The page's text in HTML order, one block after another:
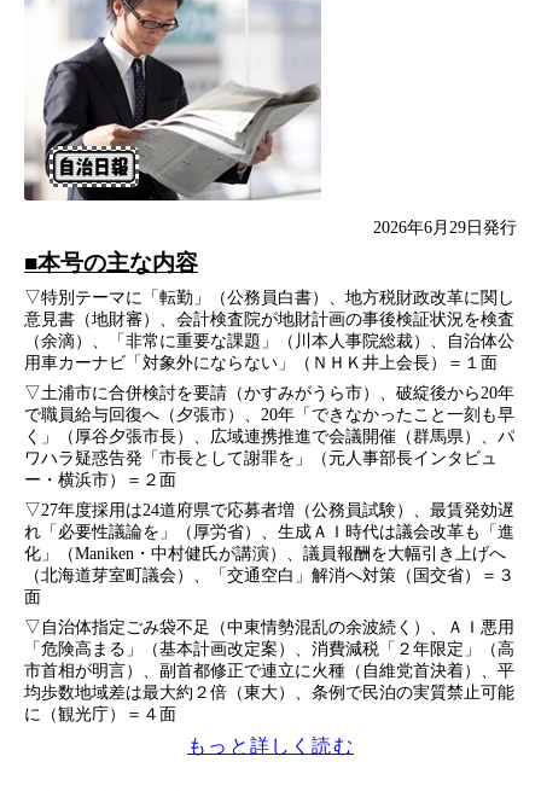
2026年6月29日発行
■本号の主な内容
▽特別テーマに「転勤」（公務員白書）、地方税財政改革に関し
意見書（地財審）、会計検査院が地財計画の事後検証状況を検査
（余滴）、「非常に重要な課題」（川本人事院総裁）、自治体公
用車カーナビ「対象外にならない」（ＮＨＫ井上会長）＝１面
▽土浦市に合併検討を要請（かすみがうら市）、破綻後から20年
で職員給与回復へ（夕張市）、20年「できなかったこと一刻も早
く」（厚谷夕張市長）、広域連携推進で会議開催（群馬県）、パ
ワハラ疑惑告発「市長として謝罪を」（元人事部長インタビュ
ー・横浜市）＝２面
▽27年度採用は24道府県で応募者増（公務員試験）、最賃発効遅
れ「必要性議論を」（厚労省）、生成ＡＩ時代は議会改革も「進
化」（Maniken・中村健氏が講演）、議員報酬を大幅引き上げへ
（北海道芽室町議会）、「交通空白」解消へ対策（国交省）＝３
面
▽自治体指定ごみ袋不足（中東情勢混乱の余波続く）、ＡＩ悪用
「危険高まる」（基本計画改定案）、消費減税「２年限定」（高
市首相が明言）、副首都修正で連立に火種（自維党首決着）、平
均歩数地域差は最大約２倍（東大）、条例で民泊の実質禁止可能
に（観光庁）＝４面
もっと詳しく読む